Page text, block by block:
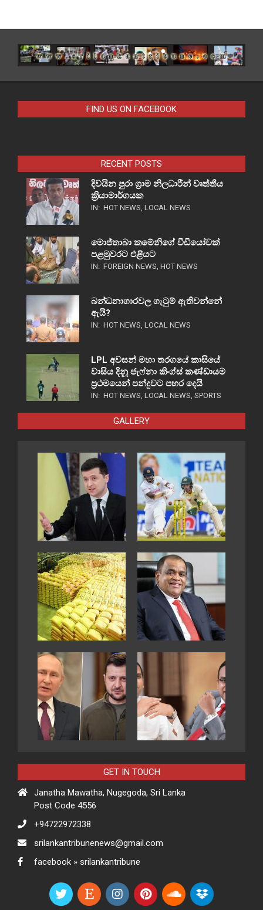
FIND US ON FACEBOOK
RECENT POSTS
දිවයින පුරා ග්‍රාම නිලධාරීන් වෘත්තීය
ක්‍රියාමාර්ගයක
IN: HOT NEWS LOCAL NEWS
මොජ්තාබා කමේනිගේ වීඩියෝවක්
පළමුවරට එළියට
IN: FOREIGN NEWS HOT NEWS
බන්ධනාගාරවල ගැටුම් ඇතිවන්නේ
ඇයි?
IN: HOT NEWS LOCAL NEWS
LPL අවසන් මහා තරගයේ කාසියේ
වාසිය දිනූ ජැෆ්නා කිංග්ස් කණ්ඩායම
ප්‍රථමයෙන් පන්දුවට පහර දෙයි
IN: HOT NEWS LOCAL NEWS SPORTS
GALLERY
GET IN TOUCH
Janatha Mawatha, Nugegoda, Sri Lanka
Post Code 4556
+94722972338
srilankantribunenews@gmail.com
facebook » srilankantribune